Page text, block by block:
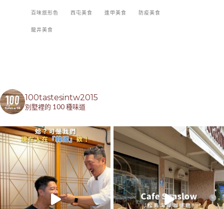
百味旅形色 西屯美食 逢甲美食 防疫美食
龍井美食
100tastesintw2015
別墅裡的 100 種味道